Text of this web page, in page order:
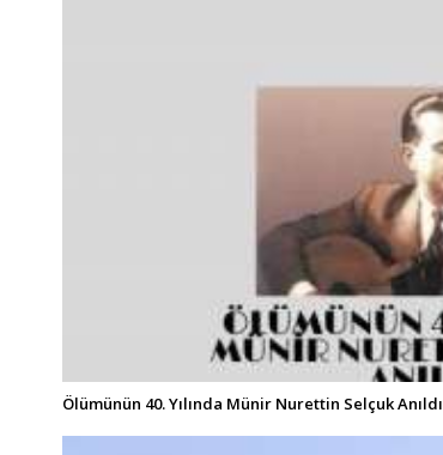
Ölümünün 40. Yılında Münir Nurettin Selçuk Anıldı